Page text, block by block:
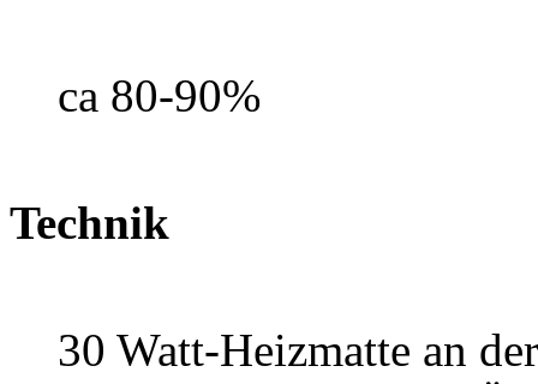
ca 80-90%
Technik
30 Watt-Heizmatte an